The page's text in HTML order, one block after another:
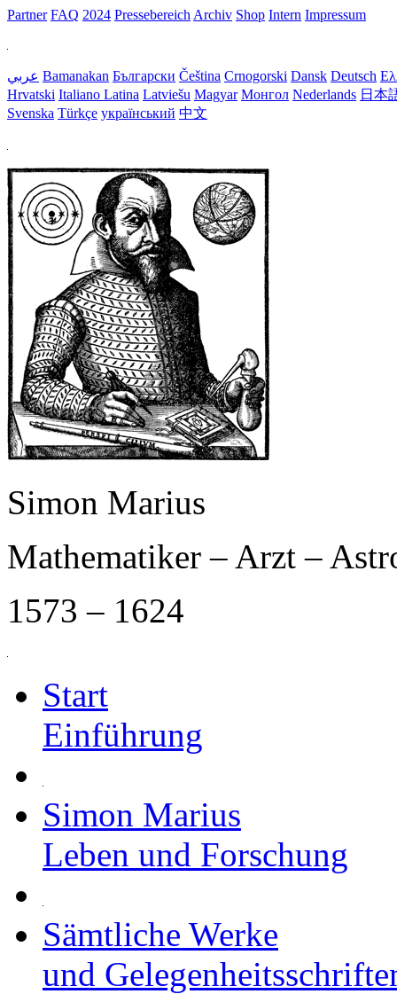
Partner FAQ 2024 Pressebereich Archiv Shop Intern Impressum
عربي Bamanakan Български Čeština Crnogorski Dansk Deutsch
Hrvatski Italiano Latina Latviešu Magyar Монгол Nederlands 日本
Svenska Türkçe український 中文
Simon Marius
Mathematiker – Arzt –
1573 – 1624
Start
Einführung
Simon Marius
Leben und Forschung
Sämtliche Werke
und